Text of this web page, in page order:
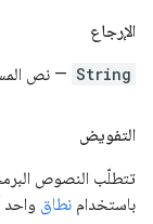
الإرجاع
String — نص
التفويض
تتطلّب النصوص
باستخدام نطاق واحد